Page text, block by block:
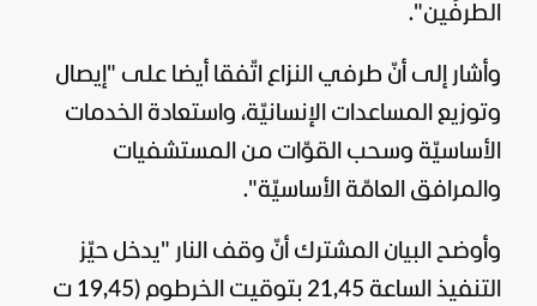
الطرفَين".
وأشار إلى أنّ طرفي النزاع اتّفقا أيضا على "إيصال
وتوزيع المساعدات الإنسانيّة، واستعادة الخدمات
الأساسيّة وسحب القوّات من المستشفيات
والمرافق العامّة الأساسيّة".
وأوضح البيان المشترك أنّ وقف النار "يدخل حيّز
التنفيذ الساعة 21,45 بتوقيت الخرطوم (19,45 ت